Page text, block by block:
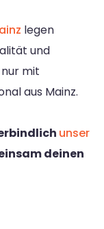
legen
und
mit
aus Mainz.
unser
deinen